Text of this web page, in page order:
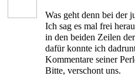
Was geht denn bei der
Ich sag es mal frei
in den beiden Zeilen
dafür konnte ich
Kommentare seiner
Bitte, verschont uns.